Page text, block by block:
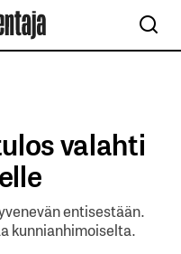
valahti
entisestään.
kunnianhimoiselta.